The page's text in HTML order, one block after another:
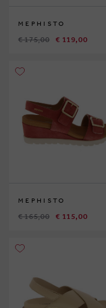
MEPHISTO
€ 175,00 € 119,00
MEPHISTO
€ 165,00 € 115,00